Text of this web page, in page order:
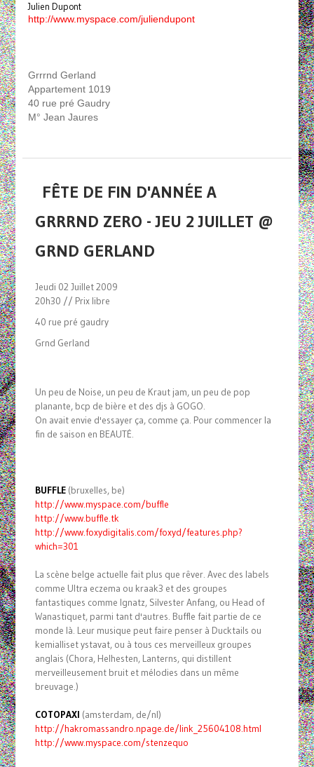
Julien Dupont
http://www.myspace.com/juliendupont
Grrrnd Gerland
Appartement 1019
40 rue pré Gaudry
M° Jean Jaures
FÊTE DE FIN D'ANNÉE A
GRRRND ZERO - JEU 2 JUILLET @
GRND GERLAND
Jeudi 02 Juillet 2009
20h30 // Prix libre
40 rue pré gaudry
Grnd Gerland
Un peu de Noise, un peu de Kraut jam, un peu de pop
planante, bcp de bière et des djs à GOGO.
On avait envie d'essayer ça, comme ça. Pour commencer la
fin de saison en BEAUTÉ.
BUFFLE(bruxelles, be)
http://www.myspace.com/buffle
http://www.buffle.tk
http://www.foxydigitalis.com/foxyd/features.php?
which=301
La scène belge actuelle fait plus que rêver. Avec des labels
comme Ultra eczema ou kraak3 et des groupes
fantastiques comme Ignatz, Silvester Anfang, ou Head of
Wanastiquet, parmi tant d'autres. Buffle fait partie de ce
monde là. Leur musique peut faire penser à Ducktails ou
kemialliset ystavat, ou à tous ces merveilleux groupes
anglais (Chora, Helhesten, Lanterns, qui distillent
merveilleusement bruit et mélodies dans un même
breuvage.)
COTOPAXI (amsterdam, de/nl)
http://hakromassandro.npage.de/link_25604108.html
http://www.myspace.com/stenzequo